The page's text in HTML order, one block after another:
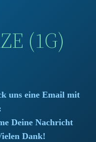
(1G)
uns eine Email mit
Deine Nachricht
Dank!